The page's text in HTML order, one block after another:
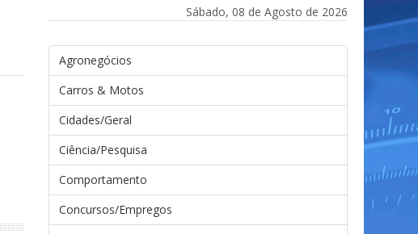
Sábado, 08 de Agosto de 2026
Agronegócios
Carros & Motos
Cidades/Geral
Ciência/Pesquisa
Comportamento
Concursos/Empregos